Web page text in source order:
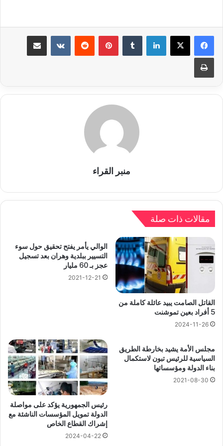
لينكدإن بينتيريست
طباعة
منبر القراء
مقالات ذات صلة
القاتل الصامت يبيد عائلة كاملة من
5 أفراد بعين تموشنت
2024-11-26
الوالي يأمر يفتح تحقيق حول سوء
التسيير ببلدية وهران بعد تسجيل
عجز بـ 60 مليار
2021-12-21
مجلس الأمة يشيد بخارطة الطريق
السياسية للرئيس تبون لاستكمال
بناء الدولة ومؤسساتها
2021-08-30
رئيس الجمهورية يؤكد على مواصلة
الدولة تمويل المؤسسات الناشئة مع
إشراك القطاع الخاص
2024-04-22